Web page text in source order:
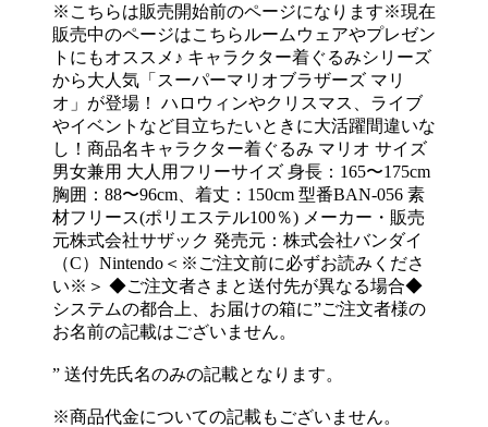
※こちらは販売開始前のページになります※現在
販売中のページはこちらルームウェアやプレゼン
トにもオススメ♪ キャラクター着ぐるみシリーズ
から大人気「スーパーマリオブラザーズ マリ
オ」が登場！ ハロウィンやクリスマス、ライブ
やイベントなど目立ちたいときに大活躍間違いな
し！商品名キャラクター着ぐるみ マリオ サイズ
男女兼用 大人用フリーサイズ 身長：165〜175cm
胸囲：88〜96cm、着丈：150cm 型番BAN-056 素
材フリース(ポリエステル100％) メーカー・販売
元株式会社サザック 発売元：株式会社バンダイ
（C）Nintendo＜※ご注文前に必ずお読みくださ
い※＞ ◆ご注文者さまと送付先が異なる場合◆
システムの都合上、お届けの箱に”ご注文者様の
お名前の記載はございません。
” 送付先氏名のみの記載となります。
※商品代金についての記載もございません。